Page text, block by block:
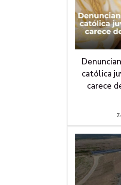
católica
carece